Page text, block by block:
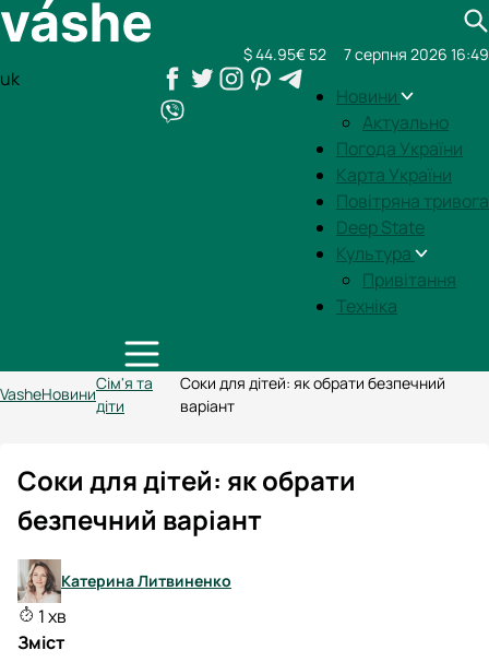
uk
Новини
Актуально
Погода України
Карта України
Повітряна тривога
Deep State
Культура
Привітання
Техніка
$ 44.95€ 52 7 серпня 2026 16:49
VasheНовини
Сім'я та
діти
Соки для дітей: як обрати безпечний
варіант
Соки для дітей: як обрати
безпечний варіант
Катерина Литвиненко
1 хв
Зміст